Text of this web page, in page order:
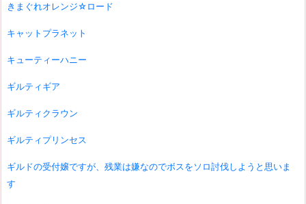
きまぐれオレンジ☆ロード
キャットプラネット
キューティーハニー
ギルティギア
ギルティクラウン
ギルティプリンセス
ギルドの受付嬢ですが、残業は嫌なのでボスをソロ討伐しようと思いま
す